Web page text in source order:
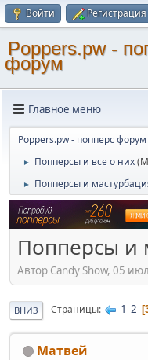
Войти Регистрация
Poppers.pw -
форум
Главное меню
Poppers.pw - попперс форум
► Попперсы и все о них
► Попперсы и
Попперсы и
Автор Candy Show, 05
ВНИЗ Страницы 1 2
Матвей